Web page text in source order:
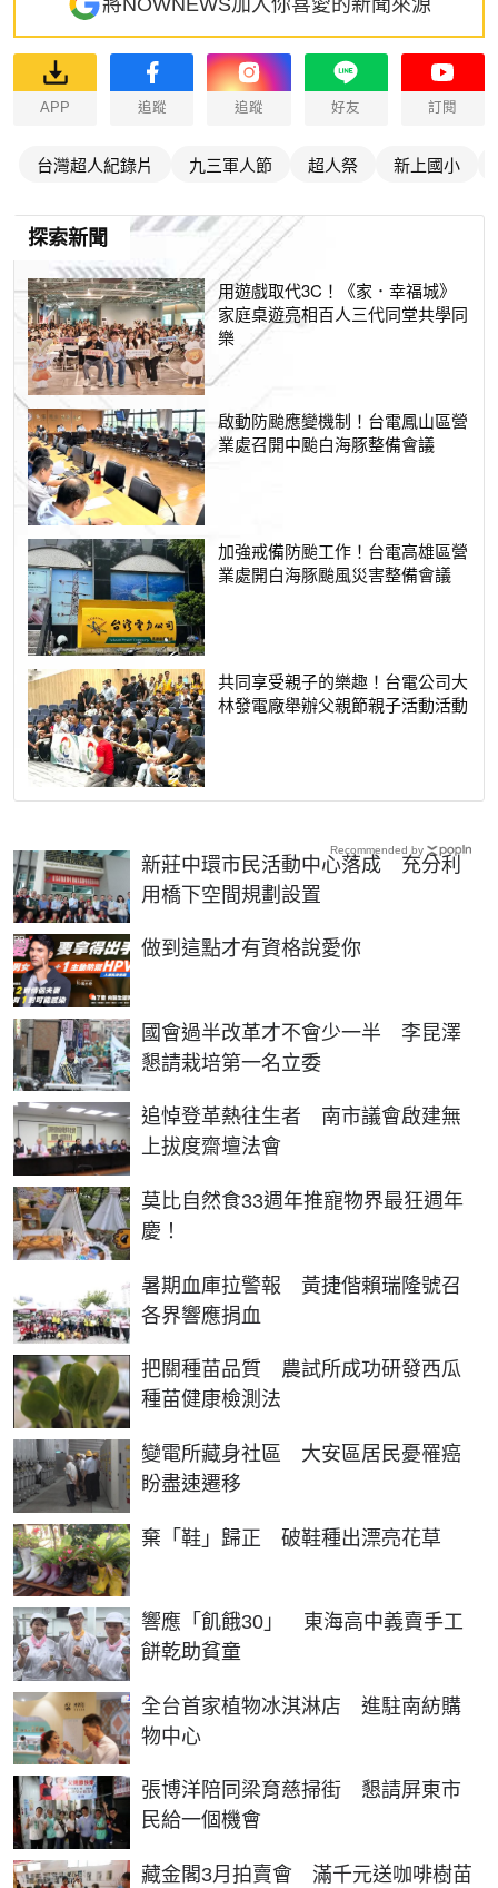
將NOWNEWS加入你喜愛的新聞來源
APP 追蹤 追蹤 好友 訂閱
台灣超人紀錄片 九三軍人節 超人祭 新上國小
探索新聞
用遊戲取代3C！《家．幸福城》
家庭桌遊亮相百人三代同堂共學同
樂
啟動防颱應變機制！台電鳳山區營
業處召開中颱白海豚整備會議
加強戒備防颱工作！台電高雄區營
業處開白海豚颱風災害整備會議
共同享受親子的樂趣！台電公司大
林發電廠舉辦父親節親子活動活動
新莊中環市民活動中心落成 充分利
用橋下空間規劃設置
做到這點才有資格說愛你
PR
國會過半改革才不會少一半 李昆澤
懇請栽培第一名立委
追悼登革熱往生者 南市議會啟建無
上拔度齋壇法會
莫比自然食33週年推寵物界最狂週年
慶！
暑期血庫拉警報 黃捷偕賴瑞隆號召
各界響應捐血
把關種苗品質 農試所成功研發西瓜
種苗健康檢測法
變電所藏身社區 大安區居民憂罹癌
盼盡速遷移
棄「鞋」歸正 破鞋種出漂亮花草
響應「飢餓30」 東海高中義賣手工
餅乾助貧童
全台首家植物冰淇淋店 進駐南紡購
物中心
張博洋陪同梁育慈掃街 懇請屏東市
民給一個機會
藏金閣3月拍賣會 滿千元送咖啡樹苗
Recommended by